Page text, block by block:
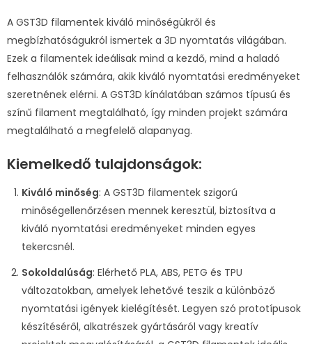
A GST3D filamentek kiváló minőségükről és
megbízhatóságukról ismertek a 3D nyomtatás világában.
Ezek a filamentek ideálisak mind a kezdő, mind a haladó
felhasználók számára, akik kiváló nyomtatási eredményeket
szeretnének elérni. A GST3D kínálatában számos típusú és
színű filament megtalálható, így minden projekt számára
megtalálható a megfelelő alapanyag.
Kiemelkedő tulajdonságok:
Kiváló minőség: A GST3D filamentek szigorú
minőségellenőrzésen mennek keresztül, biztosítva a
kiváló nyomtatási eredményeket minden egyes
tekercsnél.
Sokoldalúság: Elérhető PLA, ABS, PETG és TPU
változatokban, amelyek lehetővé teszik a különböző
nyomtatási igények kielégítését. Legyen szó prototípusok
készítéséről, alkatrészek gyártásáról vagy kreatív